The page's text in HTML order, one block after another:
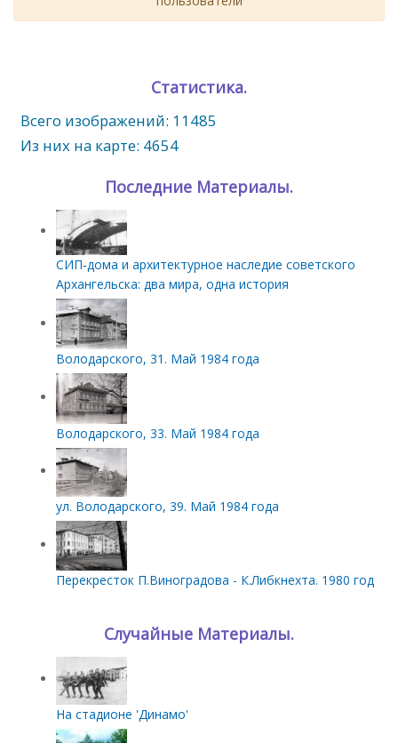
Статистика.
Всего изображений: 11485
Из них на карте: 4654
Последние Материалы.
СИП‑дома и архитектурное наследие советского
Архангельска: два мира, одна история
Володарского, 31. Май 1984 года
Володарского, 33. Май 1984 года
ул. Володарского, 39. Май 1984 года
Перекресток П.Виноградова - К.Либкнехта. 1980 год
Случайные Материалы.
На стадионе 'Динамо'